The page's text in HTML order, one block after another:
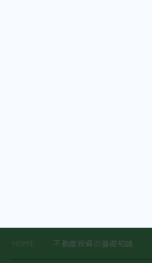
HOME 不動産投資の基礎知識